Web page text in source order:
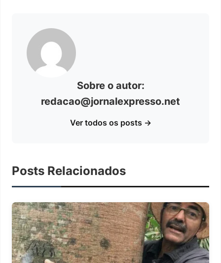
Sobre o autor:
redacao@jornalexpresso.net
Ver todos os posts →
Posts Relacionados